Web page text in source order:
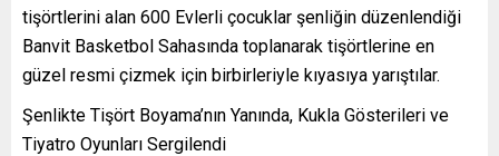
tişörtlerini alan 600 Evlerli çocuklar şenliğin düzenlendiği
Banvit Basketbol Sahasında toplanarak tişörtlerine en
güzel resmi çizmek için birbirleriyle kıyasıya yarıştılar.
Şenlikte Tişört Boyama’nın Yanında, Kukla Gösterileri ve
Tiyatro Oyunları Sergilendi